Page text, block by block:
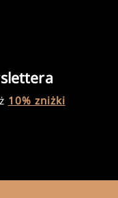
10% zniżki